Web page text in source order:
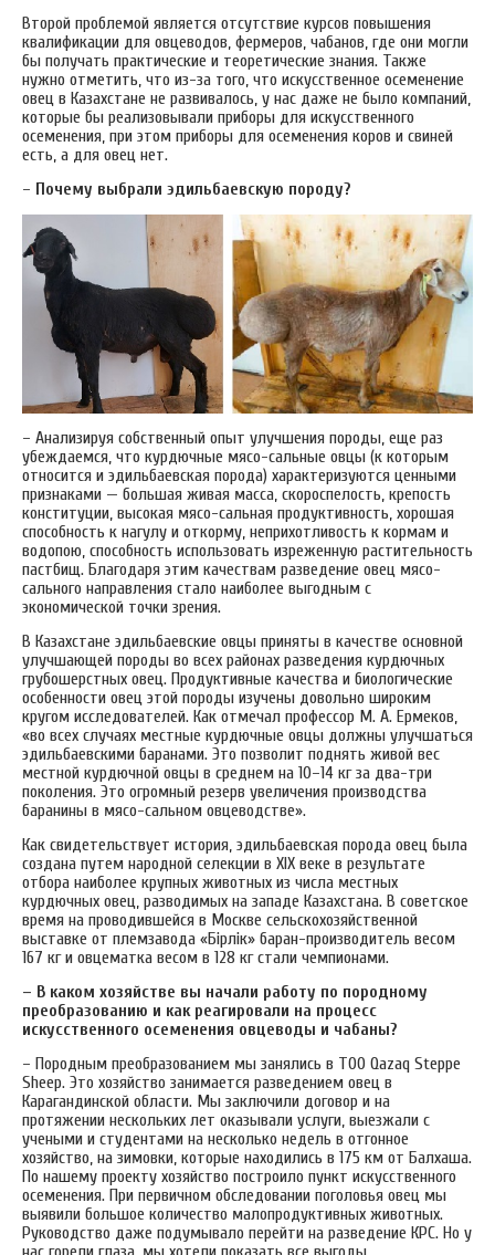
Второй проблемой является отсутствие курсов повышения
квалификации для овцеводов, фермеров, чабанов, где они могли
бы получать практические и теоретические знания. Также
нужно отметить, что из-за того, что искусственное осеменение
овец в Казахстане не развивалось, у нас даже не было компаний,
которые бы реализовывали приборы для искусственного
осеменения, при этом приборы для осеменения коров и свиней
есть, а для овец нет.
– Почему выбрали эдильбаевскую породу?
– Анализируя собственный опыт улучшения породы, еще раз
убеждаемся, что курдючные мясо-сальные овцы (к которым
относится и эдильбаевская порода) характеризуются ценными
признаками — большая живая масса, скороспелость, крепость
конституции, высокая мясо-сальная продуктивность, хорошая
способность к нагулу и откорму, неприхотливость к кормам и
водопою, способность использовать изреженную растительность
пастбищ. Благодаря этим качествам разведение овец мясо-
сального направления стало наиболее выгодным с
экономической точки зрения.
В Казахстане эдильбаевские овцы приняты в качестве основной
улучшающей породы во всех районах разведения курдючных
грубошерстных овец. Продуктивные качества и биологические
особенности овец этой породы изучены довольно широким
кругом исследователей. Как отмечал профессор М. А. Ермеков,
«во всех случаях местные курдючные овцы должны улучшаться
эдильбаевскими баранами. Это позволит поднять живой вес
местной курдючной овцы в среднем на 10–14 кг за два-три
поколения. Это огромный резерв увеличения производства
баранины в мясо-сальном овцеводстве».
Как свидетельствует история, эдильбаевская порода овец была
создана путем народной селекции в XIX веке в результате
отбора наиболее крупных животных из числа местных
курдючных овец, разводимых на западе Казахстана. В советское
время на проводившейся в Москве сельскохозяйственной
выставке от племзавода «Бірлік» баран-производитель весом
167 кг и овцематка весом в 128 кг стали чемпионами.
– В каком хозяйстве вы начали работу по породному
преобразованию и как реагировали на процесс
искусственного осеменения овцеводы и чабаны?
– Породным преобразованием мы занялись в ТОО Qazaq Steppe
Sheep. Это хозяйство занимается разведением овец в
Карагандинской области. Мы заключили договор и на
протяжении нескольких лет оказывали услуги, выезжали с
учеными и студентами на несколько недель в отгонное
хозяйство, на зимовки, которые находились в 175 км от Балхаша.
По нашему проекту хозяйство построило пункт искусственного
осеменения. При первичном обследовании поголовья овец мы
выявили большое количество малопродуктивных животных.
Руководство даже подумывало перейти на разведение КРС. Но у